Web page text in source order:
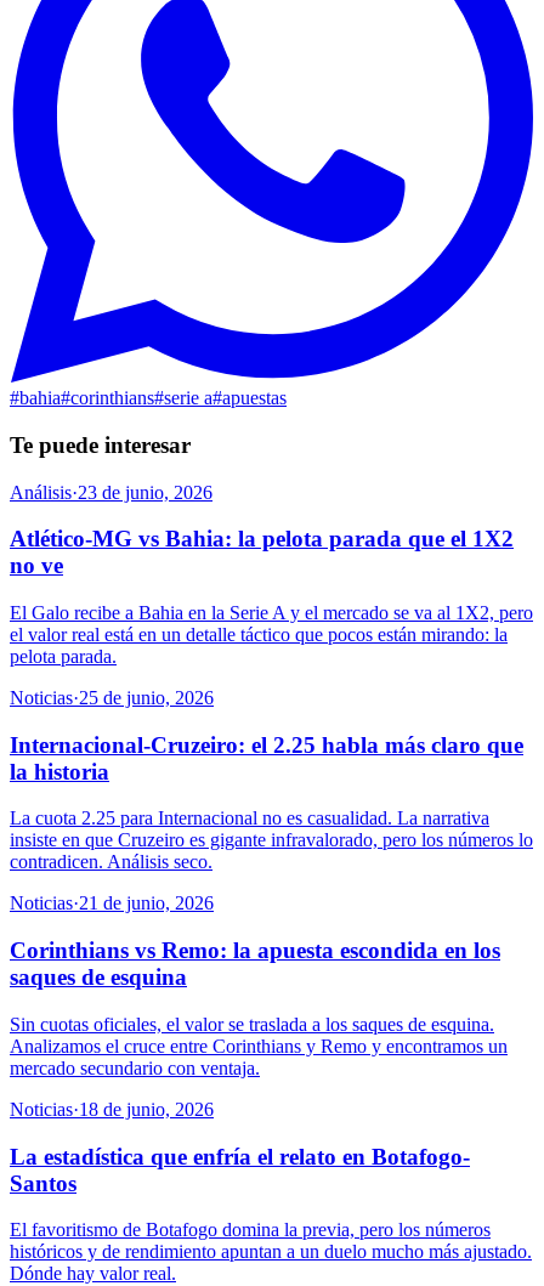
#bahia#corinthians#serie a#apuestas
Te puede interesar
Análisis·23 de junio, 2026
Atlético-MG vs Bahia: la pelota parada que el 1X2
no ve
El Galo recibe a Bahia en la Serie A y el mercado se va al 1X2, pero
el valor real está en un detalle táctico que pocos están mirando: la
pelota parada.
Noticias·25 de junio, 2026
Internacional-Cruzeiro: el 2.25 habla más claro que
la historia
La cuota 2.25 para Internacional no es casualidad. La narrativa
insiste en que Cruzeiro es gigante infravalorado, pero los números lo
contradicen. Análisis seco.
Noticias·21 de junio, 2026
Corinthians vs Remo: la apuesta escondida en los
saques de esquina
Sin cuotas oficiales, el valor se traslada a los saques de esquina.
Analizamos el cruce entre Corinthians y Remo y encontramos un
mercado secundario con ventaja.
Noticias·18 de junio, 2026
La estadística que enfría el relato en Botafogo-
Santos
El favoritismo de Botafogo domina la previa, pero los números
históricos y de rendimiento apuntan a un duelo mucho más ajustado.
Dónde hay valor real.